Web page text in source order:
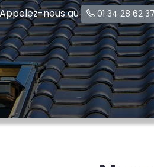
nous au 01 34 28 62 37